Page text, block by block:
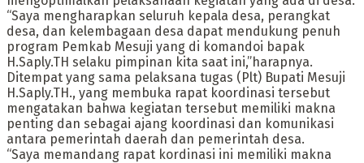
“Saya mengharapkan seluruh kepala desa, perangkat
desa, dan kelembagaan desa dapat mendukung penuh
program Pemkab Mesuji yang di komandoi bapak
H.Saply.TH selaku pimpinan kita saat ini,”harapnya.
Ditempat yang sama pelaksana tugas (Plt) Bupati Mesuji
H.Saply.TH., yang membuka rapat koordinasi tersebut
mengatakan bahwa kegiatan tersebut memiliki makna
penting dan sebagai ajang koordinasi dan komunikasi
antara pemerintah daerah dan pemerintah desa.
“Saya memandang rapat kordinasi ini memiliki makna